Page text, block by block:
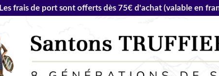
Les frais de port sont offerts dès 75€ d'achat (valable en